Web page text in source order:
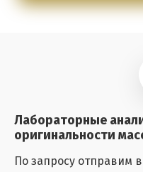
Лабораторные
оригинальности
По запросу отправим